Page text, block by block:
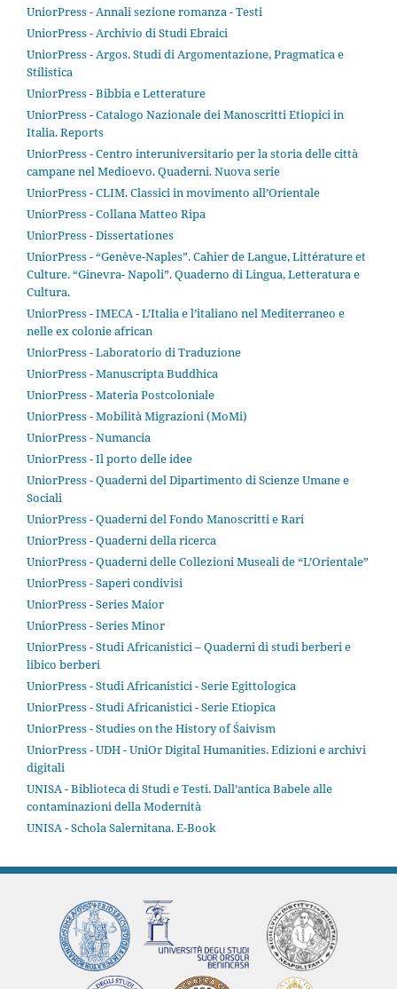
UniorPress - Annali sezione romanza - Testi
UniorPress - Archivio di Studi Ebraici
UniorPress - Argos. Studi di Argomentazione, Pragmatica e
Stilistica
UniorPress - Bibbia e Letterature
UniorPress - Catalogo Nazionale dei Manoscritti Etiopici in
Italia. Reports
UniorPress - Centro interuniversitario per la storia delle città
campane nel Medioevo. Quaderni. Nuova serie
UniorPress - CLIM. Classici in movimento all’Orientale
UniorPress - Collana Matteo Ripa
UniorPress - Dissertationes
UniorPress - “Genève-Naples”. Cahier de Langue, Littérature et
Culture. “Ginevra- Napoli”. Quaderno di Lingua, Letteratura e
Cultura.
UniorPress - IMECA - L’Italia e l’italiano nel Mediterraneo e
nelle ex colonie african
UniorPress - Laboratorio di Traduzione
UniorPress - Manuscripta Buddhica
UniorPress - Materia Postcoloniale
UniorPress - Mobilità Migrazioni (MoMi)
UniorPress - Numancia
UniorPress - Il porto delle idee
UniorPress - Quaderni del Dipartimento di Scienze Umane e
Sociali
UniorPress - Quaderni del Fondo Manoscritti e Rari
UniorPress - Quaderni della ricerca
UniorPress - Quaderni delle Collezioni Museali de “L’Orientale”
UniorPress - Saperi condivisi
UniorPress - Series Maior
UniorPress - Series Minor
UniorPress - Studi Africanistici – Quaderni di studi berberi e
libico berberi
UniorPress - Studi Africanistici - Serie Egittologica
UniorPress - Studi Africanistici - Serie Etiopica
UniorPress - Studies on the History of Śaivism
UniorPress - UDH - UniOr Digital Humanities. Edizioni e archivi
digitali
UNISA - Biblioteca di Studi e Testi. Dall’antica Babele alle
contaminazioni della Modernità
UNISA - Schola Salernitana. E-Book